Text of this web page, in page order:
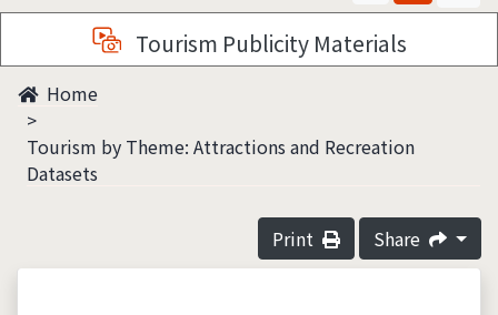
Tourism Publicity Materials
Home
Tourism by Theme: Attractions and Recreation
Datasets
Print Share